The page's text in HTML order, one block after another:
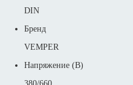
DIN
Бренд
VEMPER
Напряжение (В)